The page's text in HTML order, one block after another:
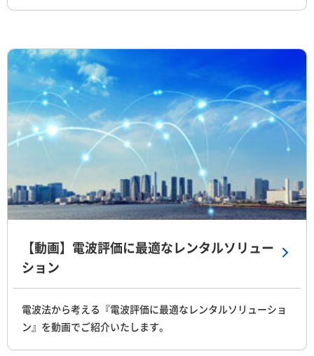
【動画】電波評価に最適なレンタルソリュー
ション
電波法から考える『電波評価に最適なレンタルソリューショ
ン』を動画でご紹介いたします。